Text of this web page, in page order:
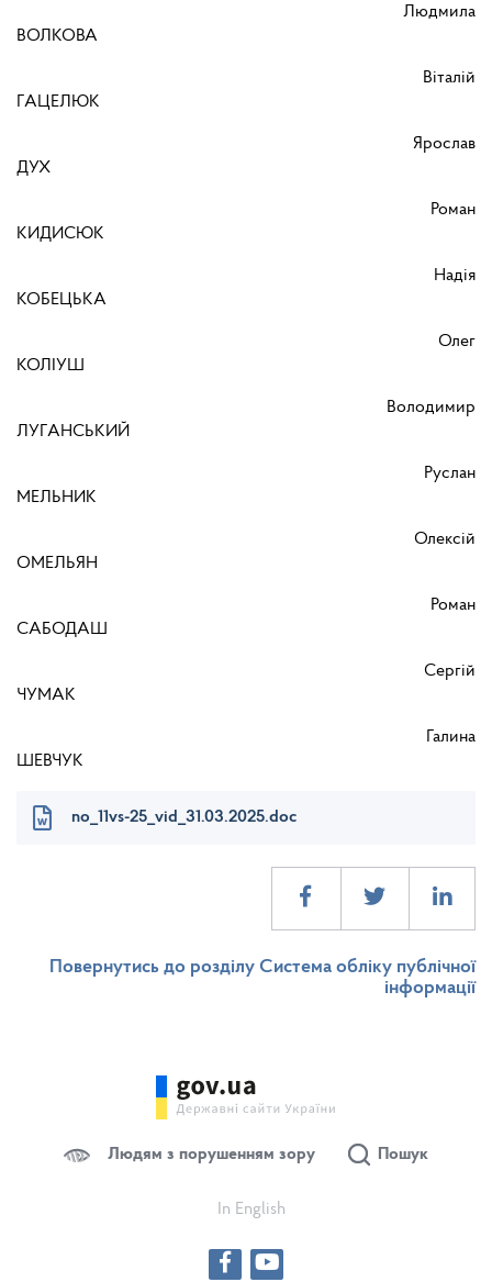
Людмила
ВОЛКОВА
Віталій
ГАЦЕЛЮК
Ярослав
ДУХ
Роман
КИДИСЮК
Надія
КОБЕЦЬКА
Олег
КОЛІУШ
Володимир
ЛУГАНСЬКИЙ
Руслан
МЕЛЬНИК
Олексій
ОМЕЛЬЯН
Роман
САБОДАШ
Сергій
ЧУМАК
Галина
ШЕВЧУК
no_11vs-25_vid_31.03.2025.doc
Повернутись до розділу Система обліку публічної
інформації
Людям з порушенням зору Пошук
In English